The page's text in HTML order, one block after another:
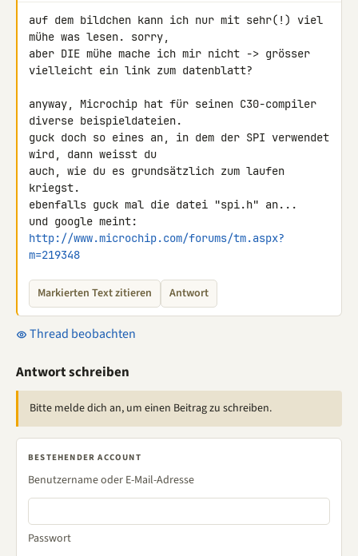
auf dem bildchen kann ich nur mit sehr(!) viel
mühe was lesen. sorry,
aber DIE mühe mache ich mir nicht -> grösser
vielleicht ein link zum datenblatt?
anyway, Microchip hat für seinen C30-compiler
diverse beispieldateien.
guck doch so eines an, in dem der SPI verwendet
wird, dann weisst du
auch, wie du es grundsätzlich zum laufen
kriegst.
ebenfalls guck mal die datei "spi.h" an...
http://www.microchip.com/forums/tm.aspx?
m=219348
Markierten Text zitieren Antwort
Thread beobachten
Antwort schreiben
Bitte melde dich an, um einen Beitrag zu schreiben.
BESTEHENDER ACCOUNT
Benutzername oder E-Mail-Adresse
Passwort